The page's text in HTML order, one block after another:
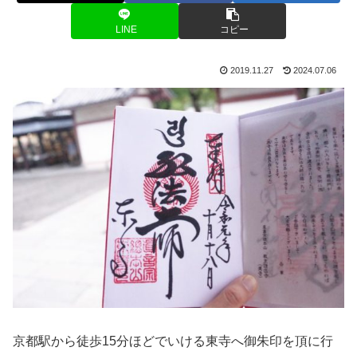
LINE コピー
2019.11.27 2024.07.06
京都駅から徒歩15分ほどでいける東寺へ御朱印を頂に行